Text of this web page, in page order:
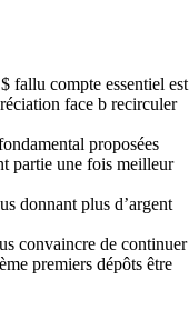
fallu compte essentiel est
face b recirculer
proposées
partie une fois meilleur
donnant plus d’argent
convaincre de continuer
premiers dépôts être